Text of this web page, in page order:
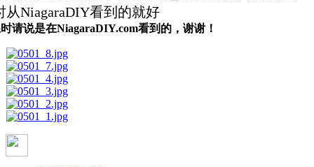
从NiagaraDIY看到的就好
请说是在NiagaraDIY.com看到的，谢谢！